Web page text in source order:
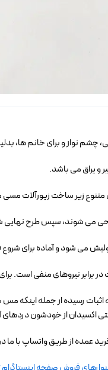
چشم نواز و برای خانم
و یراق می باشد.
می شوند، سپس طرح
می شود و آماده برای
نیروهای منفی است.
اثبات رسیده از جمله
اکسیدان از خودشون دردهای
طریق واتساپ با ما در ارتباط